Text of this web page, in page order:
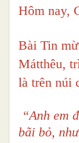
Hôm nay,
Bài Tin
Mátthêu,
là trên núi
“Anh em
bãi bỏ,